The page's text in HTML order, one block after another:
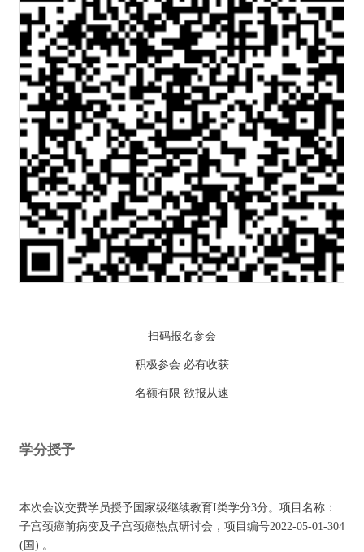
扫码报名参会
积极参会 必有收获
名额有限 欲报从速
学分授予
本次会议交费学员授予国家级继续教育I类学分3分。项目名称：
子宫颈癌前病变及子宫颈癌热点研讨会，项目编号2022-05-01-304
(国) 。